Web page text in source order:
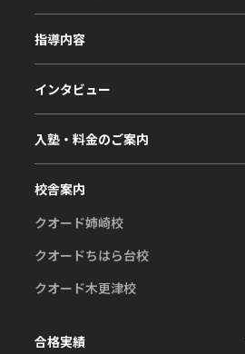
指導内容
校舎案内
クオード姉崎校
クオードちはら台校
クオード木更津校
インタビュー
入塾・料金のご案内
合格実績